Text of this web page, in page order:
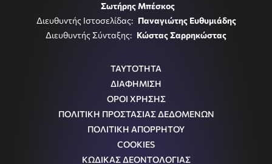
Σωτήρης Μπέσκος
Διευθυντής Ιστοσελίδας: Παναγιώτης Ευθυμιάδης
Διευθυντής Σύνταξης: Κώστας Σαρρηκώστας
ΤΑΥΤΟΤΗΤΑ
ΔΙΑΦΗΜΙΣΗ
ΟΡΟΙ ΧΡΗΣΗΣ
ΠΟΛΙΤΙΚΗ ΠΡΟΣΤΑΣΙΑΣ ΔΕΔΟΜΕΝΩΝ
ΠΟΛΙΤΙΚΗ ΑΠΟΡΡΗΤΟΥ
COOKIES
ΚΩΔΙΚΑΣ ΔΕΟΝΤΟΛΟΓΙΑΣ